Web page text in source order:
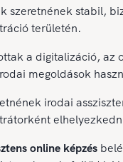
szeretnének stabil,
területén.
a digitalizáció, az
megoldások
irodai
online képzés